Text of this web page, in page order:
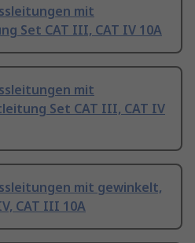
mit
Set CAT III, CAT IV 10A
mit
Set CAT III, CAT IV
mit gewinkelt,
CAT III 10A